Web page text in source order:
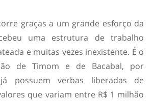
graças a um grande esforço da
uma estrutura de trabalho
e muitas vezes inexistente. É o
de Timom e de Bacabal, por
possuem verbas liberadas de
que variam entre R$ 1 milhão